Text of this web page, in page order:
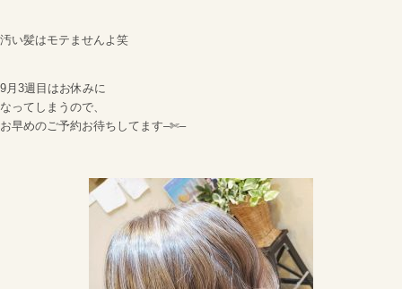
汚い髪はモテませんよ 笑
9月3週目はお休みに
なってしまうので、
お早めのご予約お待ちしてます–✄–